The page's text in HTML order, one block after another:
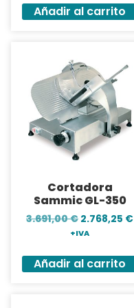
Añadir al carrito
Cortadora
Sammic GL-350
3.691,00€ 2.768,25 €
+IVA
Añadir al carrito